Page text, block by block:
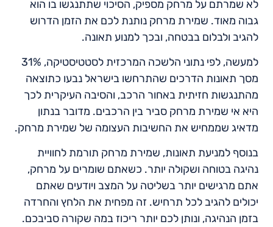
לא שמרתם על מרחק מספיק, הסיכוי שתתנגשו בו הוא
גבוה מאוד. שמירת מרחק נותנת לכם את הזמן הדרוש
להגיב ולבלום בבטחה, ובכך למנוע תאונה.
למעשה, לפי נתוני הלשכה המרכזית לסטטיסטיקה, 31%
מסך תאונות הדרכים שהתרחשו בישראל נבעו כתוצאה
מהתנגשות חזיתית באחור הרכב, והסיבה העיקרית לכך
היא אי שמירת מרחק סביר בין הרכבים. מדובר בנתון
מדאיג שממחיש את החשיבות העצומה של שמירת מרחק.
בנוסף למניעת תאונות, שמירת מרחק תורמת לחוויית
נהיגה בטוחה ושקולה יותר. כשאתם שומרים על מרחק,
אתם מרגישים יותר בשליטה על המצב ויודעים שאתם
יכולים להגיב לכל תרחיש. זה מפחית את הלחץ והחרדה
בזמן הנהיגה, ונותן לכם יותר ריכוז במה שקורה סביבכם.